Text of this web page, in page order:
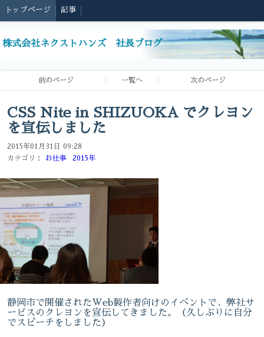
トップページ 記事
株式会社ネクストハンズ 社長ブログ
前のページ 一覧へ 次のページ
CSS Nite in SHIZUOKA でクレヨン
を宣伝しました
2015年01月31日 09:28
カテゴリ：
お仕事 2015年
静岡市で開催されたWeb製作者向けのイベントで、弊社サ
ービスのクレヨンを宣伝してきました。（久しぶりに自分
でスピーチをしました）